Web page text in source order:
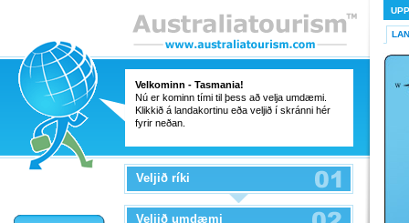
Velkominn - Tasmania!
Nú er kominn tími til þess að velja umdæmi.
Klikkið á landakortinu eða veljið í skránni hér
fyrir neðan.
Veljið ríki
Veljið umdæmi